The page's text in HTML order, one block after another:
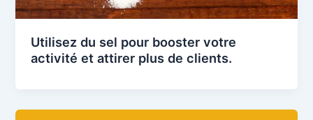
Utilisez du sel pour booster votre
activité et attirer plus de clients.